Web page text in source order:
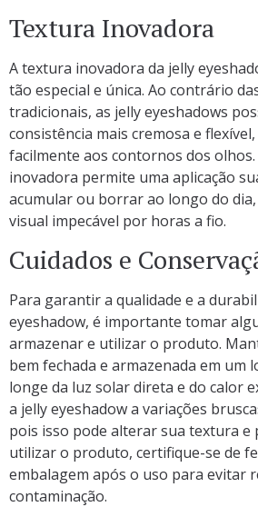
Textura Inovadora
A textura inovadora da jelly
tão especial e única. Ao contrário
tradicionais, as jelly eyeshadows
consistência mais cremosa e
facilmente aos contornos dos
inovadora permite uma aplicação
acumular ou borrar ao longo do
visual impecável por horas a fio.
Cuidados e
Para garantir a qualidade e a
eyeshadow, é importante tomar
armazenar e utilizar o produto.
bem fechada e armazenada em um
longe da luz solar direta e do calor
a jelly eyeshadow a variações
pois isso pode alterar sua textura e
utilizar o produto, certifique-se de
embalagem após o uso para evitar
contaminação.